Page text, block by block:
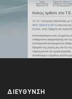
ΔΙΕΎΘΥΝΣΗ